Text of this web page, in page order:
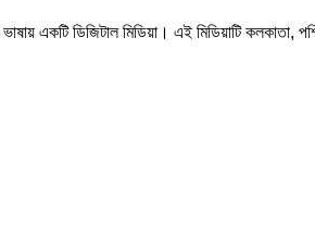
একটি ডিজিটাল মিডিয়া। এই মিডিয়াটি কলকাতা,